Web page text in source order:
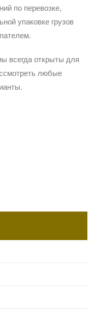
по перевозке,
упаковке грузов
всегда открыты для
любые